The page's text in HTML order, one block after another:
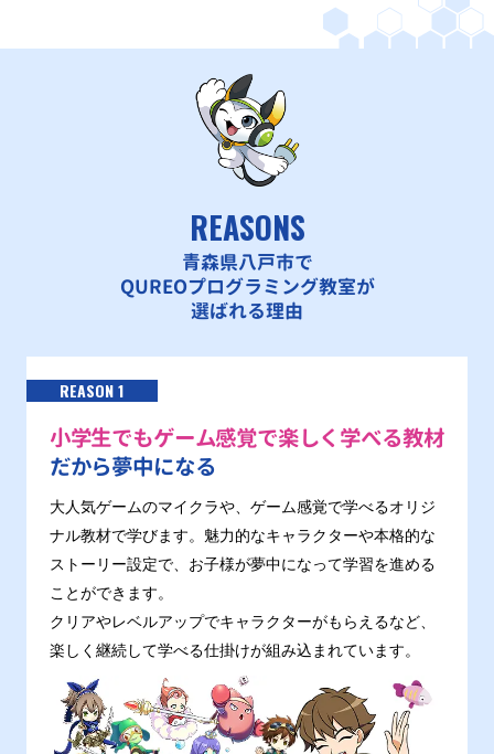
REASONS
青森県八戸市で
QUREOプログラミング教室が
選ばれる理由
REASON 1
小学生でもゲーム感覚で楽しく学べる教材
だから夢中になる
大人気ゲームのマイクラや、ゲーム感覚で学べるオリジ
ナル教材で学びます。魅力的なキャラクターや本格的な
ストーリー設定で、お子様が夢中になって学習を進める
ことができます。
クリアやレベルアップでキャラクターがもらえるなど、
楽しく継続して学べる仕掛けが組み込まれています。